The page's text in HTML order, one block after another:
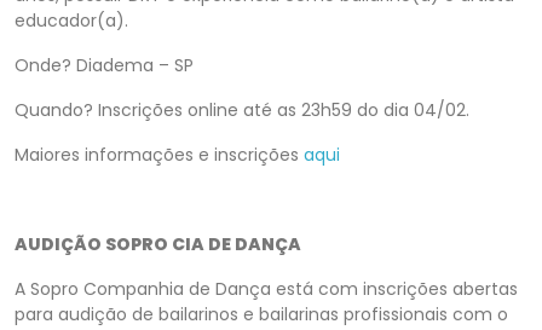
educador(a).
Onde? Diadema – SP
Quando? Inscrições online até as 23h59 do dia 04/02.
Maiores informações e inscrições aqui
AUDIÇÃO SOPRO CIA DE DANÇA
A Sopro Companhia de Dança está com inscrições abertas
para audição de bailarinos e bailarinas profissionais com o